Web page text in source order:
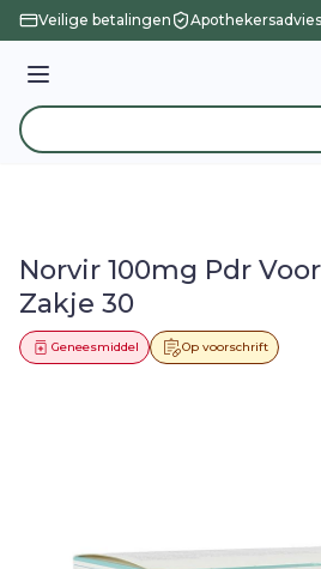
Ga naar de inhoud
Veilige betalingen Apothekersadvies
Menu
Product, merk, categorie...
Norvir 100mg Pdr
Zakje 30
Op voorschrift
Geneesmiddel